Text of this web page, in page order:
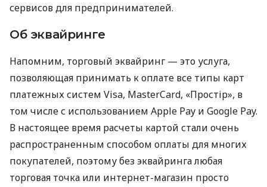
сервисов для предпринимателей.
Об эквайринге
Напомним, торговый эквайринг — это услуга,
позволяющая принимать к оплате все типы карт
платежных систем Visa, MasterCard, «Простір», в
том числе с использованием Apple Pay и Google Pay.
В настоящее время расчеты картой стали очень
распространенным способом оплаты для многих
покупателей, поэтому без эквайринга любая
торговая точка или интернет-магазин просто